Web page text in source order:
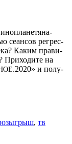
сеан­сов регрес­
Каким пра­ви­
При­хо­ди­те на
.2020» и полу­
, тв